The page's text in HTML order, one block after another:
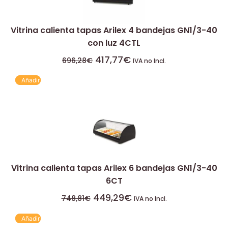
Vitrina calienta tapas Arilex 4 bandejas GN1/3-40
con luz 4CTL
696,28€ 417,77€ IVA no Incl.
Añadir
Vitrina calienta tapas Arilex 6 bandejas GN1/3-40
6CT
748,81€ 449,29€ IVA no Incl.
Añadir